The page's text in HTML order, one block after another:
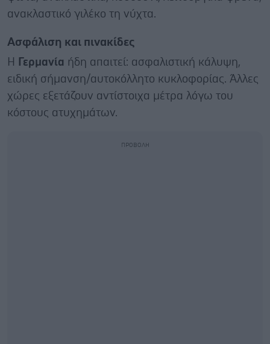
ανακλαστικό γιλέκο τη νύχτα.
Ασφάλιση και πινακίδες
Η Γερμανία ήδη απαιτεί: ασφαλιστική κάλυψη,
ειδική σήμανση/αυτοκόλλητο κυκλοφορίας. Άλλες
χώρες εξετάζουν αντίστοιχα μέτρα λόγω του
κόστους ατυχημάτων.